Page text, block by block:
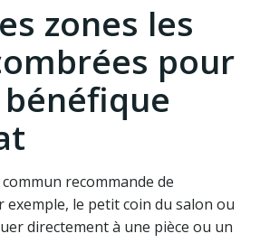
zones les
pour
recommande de
exemple, le petit coin du salon ou
directement à une pièce ou un